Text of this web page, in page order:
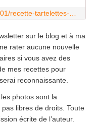
sur le blog et à ma
rater aucune nouvelle
si vous avez des
mes recettes pour
reconnaissante.
photos sont la
libres de droits. Toute
écrite de l’auteur.